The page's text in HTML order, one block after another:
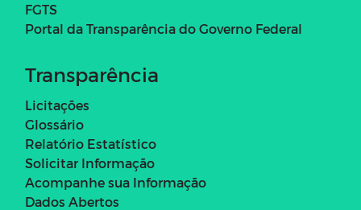
FGTS
Portal da Transparência do Governo Federal
Transparência
Licitações
Glossário
Relatório Estatístico
Solicitar Informação
Acompanhe sua Informação
Dados Abertos